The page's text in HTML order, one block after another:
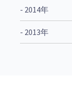
- 2014年
- 2013年